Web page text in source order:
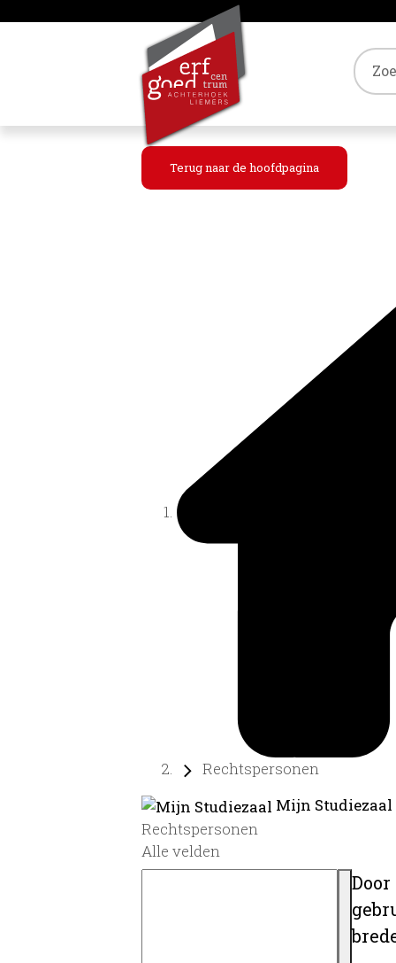
Terug naar de hoofdpagina
Rechtspersonen
Mijn
Rechtspersonen
Alle velden